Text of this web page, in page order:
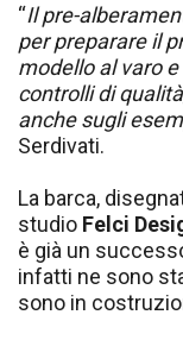
“Il pre-
per preparare il
modello al varo
controlli di
anche sugli
Serdivati.
La barca,
studio Felci
è già un
infatti ne sono
sono in